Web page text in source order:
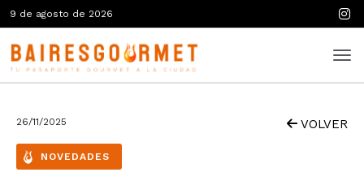
9 de agosto de 2026
26/11/2025 VOLVER
NOVEDADES